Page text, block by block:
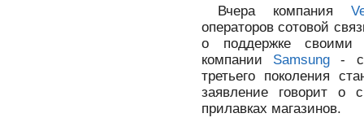
Вчера компания
операторов сотовой
о поддержке своими
компании Samsung -
третьего поколения
заявление говорит о
прилавках магазинов.